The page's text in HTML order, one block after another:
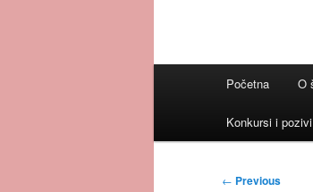
Početna O
Konkursi i pozivi
Post
← Previous